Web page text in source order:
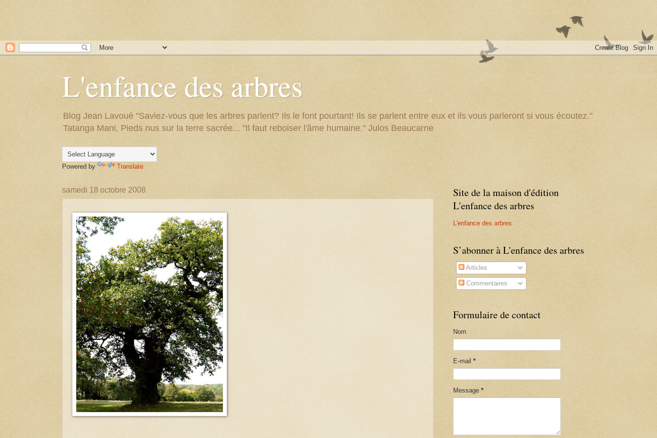
L'enfance des arbres
Blog Jean Lavoué "Saviez-vous que les arbres parlent? Ils le font pourtant! Ils se parlent entre eux et ils vous parleront si vous écoutez."
Tatanga Mani, Pieds nus sur la terre sacrée... "Il faut reboiser l'âme humaine." Julos Beaucarne
Powered by Translate
samedi 18 octobre 2008
Site de la maison d'édition
L'enfance des arbres
L'enfance des arbres
S’abonner à L'enfance des arbres
Articles
Commentaires
Formulaire de contact
Nom
E-mail *
Message *